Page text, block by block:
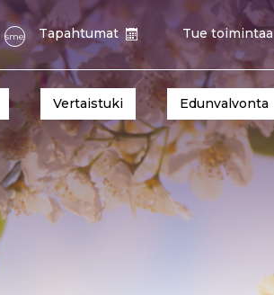
sme Tapahtumat Tue toimintaa
Vertaistuki Edunvalvonta